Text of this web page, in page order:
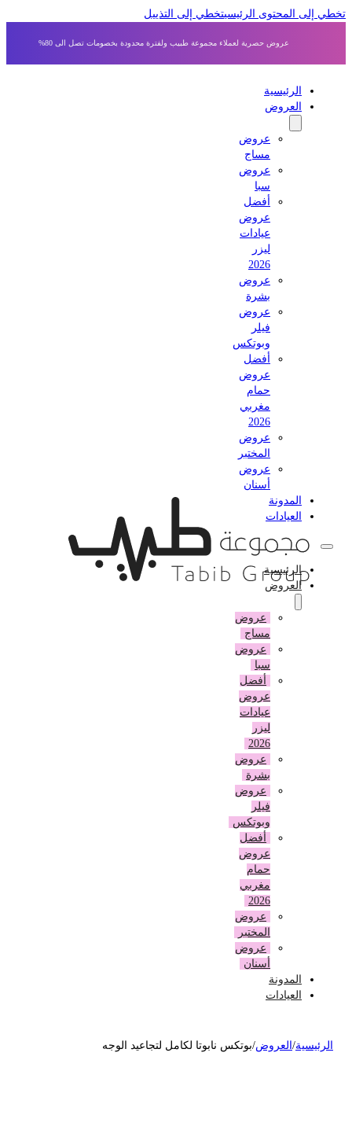
إلى المحتوى الرئيسي تخطي إلى التذييل
عروض حصرية لعملاء مجموعة طبيب ولفترة محدودة بخصومات تصل الى 80%
الرئيسية
العروض
عروض
مساج
عروض
أفضل
عروض
عيادات
عروض
بشرة
عروض
وبوتكس
أفضل
عروض
حمام
مغربي
عروض
المختبر
عروض
أسنان
المدونة
العيادات
الرئيسية
العروض
عروض
مساج
عروض
أفضل
عروض
عيادات
عروض
بشرة
عروض
وبوتكس
أفضل
عروض
حمام
مغربي
عروض
المختبر
عروض
أسنان
المدونة
العيادات
/العروض بوتكس نابوتا لكامل لتجاعيد الوجه